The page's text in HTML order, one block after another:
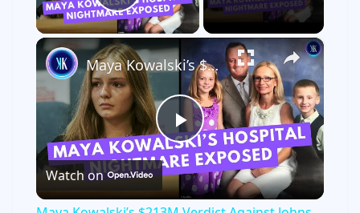
Play Video
×
P
l
Maya Kowalski’s $213M Verdict Against Johns Hopkins Explained
Watch on